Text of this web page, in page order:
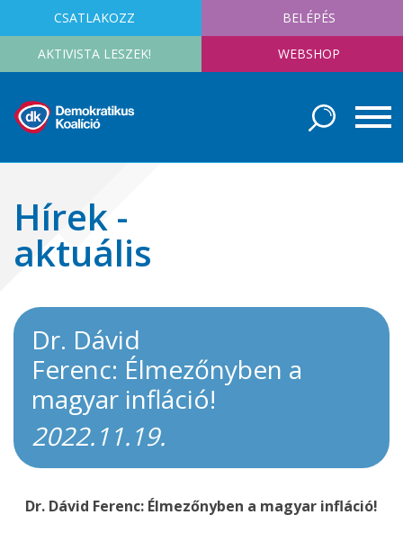
CSATLAKOZZ BELÉPÉS
AKTIVISTA LESZEK! WEBSHOP
Hírek -
aktuális
Dr. Dávid
Ferenc: Élmezőnyben a
magyar infláció!
2022.11.19.
Dr. Dávid Ferenc: Élmezőnyben a magyar infláció!